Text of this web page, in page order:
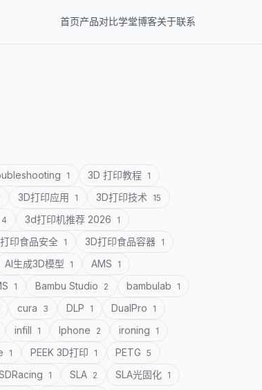
首页产品对比学堂博客关于联系
1 3D 打印教程 1
3D打印应用 1 3D打印技术 15
4 3d打印机推荐 2026 1
印食品安全 1 3D打印食品容器 1
AI生成3D模型 1 AMS 1
1 Bambu Studio 2 bambulab 1
cura 3 DLP 1 DualPro 1
infill 1 Iphone 2 ironing 1
1 PEEK 3D打印 1 PETG 5
1 SLA 2 SLA光固化 1